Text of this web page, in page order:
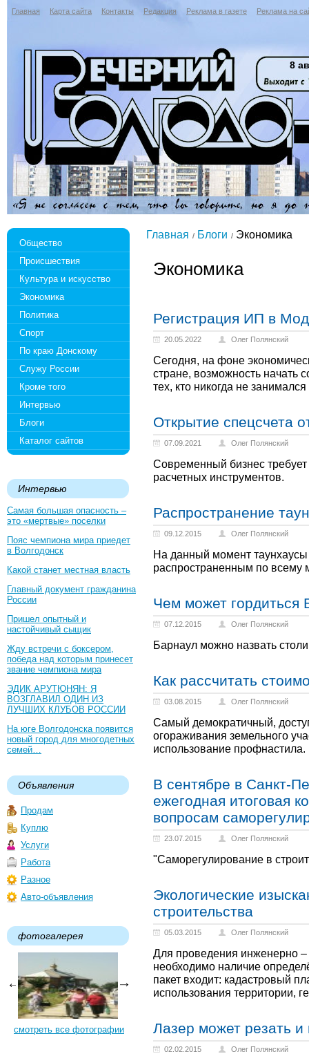
Главная Карта сайта Контакты Редакция Реклама в газете Реклама на
8
Общество
Происшествия
Культура и искусство
Экономика
Политика
Спорт
По краю Донскому
Служу России
Кроме того
Интервью
Блоги
Каталог сайтов
Интервью
Самая большая опасность –
это «мертвые» поселки
Пояс чемпиона мира приедет
в Волгодонск
Какой станет местная власть
Главный документ гражданина
России
Пришел опытный и
настойчивый сыщик
Жду встречи с боксером,
победа над которым принесет
звание чемпиона мира
ЭДИК АРУТЮНЯН: Я
ВОЗГЛАВИЛ ОДИН ИЗ
ЛУЧШИХ КЛУБОВ РОССИИ
На юге Волгодонска появится
новый город для многодетных
семей…
Объявления
Продам
Куплю
Услуги
Работа
Разное
Авто-объявления
фотогалерея
смотреть все фотографии
Главная Блоги Экономика
Экономика
Регистрация ИП в
20.05.2022 Олег Полянский
Сегодня, на фоне
стране, возможность начать
тех, кто никогда не
Открытие спецсчета
07.09.2021 Олег Полянский
Современный бизнес
расчетных инструментов.
Распространение
09.12.2015 Олег Полянский
На данный момент
распространенным по всему
Чем может гордиться
07.12.2015 Олег Полянский
Барнаул можно назвать
Как рассчитать
03.08.2015 Олег Полянский
Самый демократичный,
огораживания земельного
использование профнастила.
В сентябре в Санкт-
ежегодная итоговая
вопросам
23.07.2015 Олег Полянский
"Саморегулирование в
Экологические
строительства
05.03.2015 Олег Полянский
Для проведения инженерно –
необходимо наличие
пакет входит: кадастровый
использования территории,
Лазер может резать и
02.02.2015 Олег Полянский